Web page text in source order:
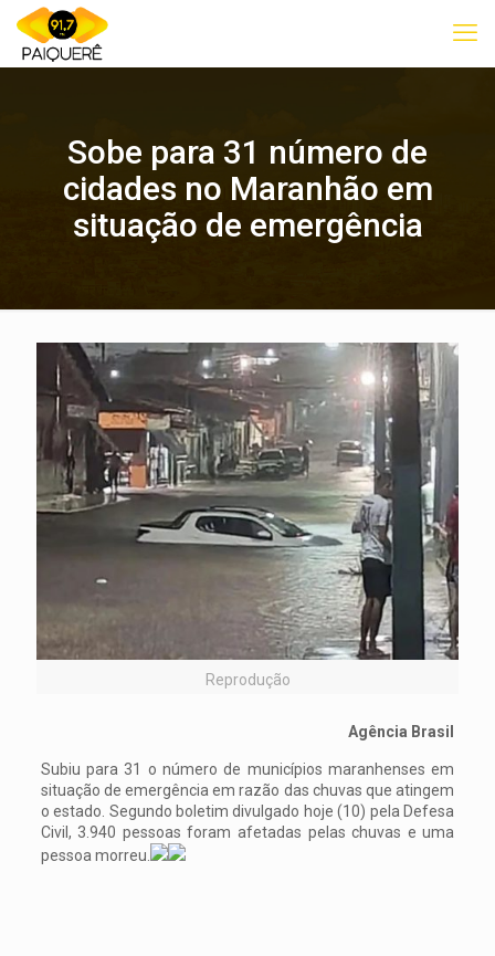
Sobe para 31 número de
cidades no Maranhão em
situação de emergência
Reprodução
Agência Brasil
Subiu para 31 o número de municípios maranhenses em
situação de emergência em razão das chuvas que atingem
o estado. Segundo boletim divulgado hoje (10) pela Defesa
Civil, 3.940 pessoas foram afetadas pelas chuvas e uma
pessoa morreu.